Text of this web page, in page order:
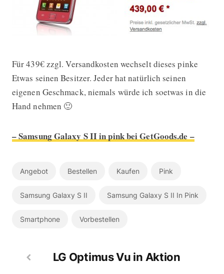
Für 439€ zzgl. Versandkosten wechselt dieses pinke
Etwas seinen Besitzer. Jeder hat natürlich seinen
eigenen Geschmack, niemals würde ich soetwas in die
Hand nehmen 🙂
– Samsung Galaxy S II in pink bei GetGoods.de –
Angebot Bestellen Kaufen Pink
Samsung Galaxy S II Samsung Galaxy S II In Pink
Smartphone Vorbestellen
LG Optimus Vu in Aktion